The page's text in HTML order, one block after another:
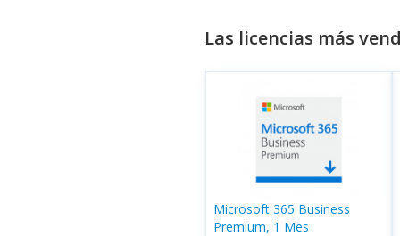
Las licencias más
Microsoft 365 Business
Premium, 1 Mes